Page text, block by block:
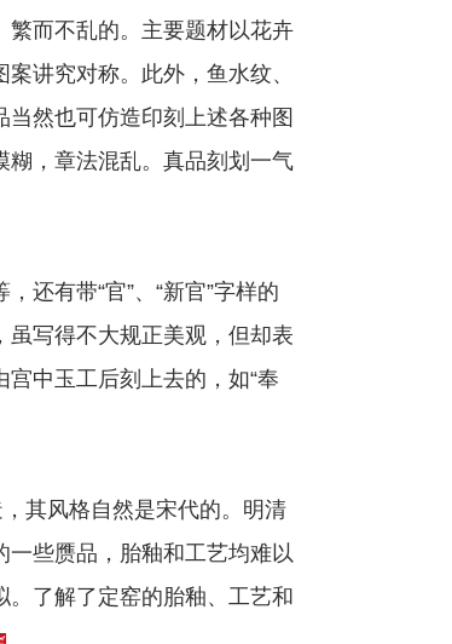
繁而不乱的。主要题材以花卉
讲究对称。此外，鱼水纹、
然也可仿造印刻上述各种图
糊，章法混乱。真品刻划一气
还有带“官”、“新官”字样的
写得不大规正美观，但却表
中玉工后刻上去的，如“奉
其风格自然是宋代的。明清
些赝品，胎釉和工艺均难以
了解了定窑的胎釉、工艺和